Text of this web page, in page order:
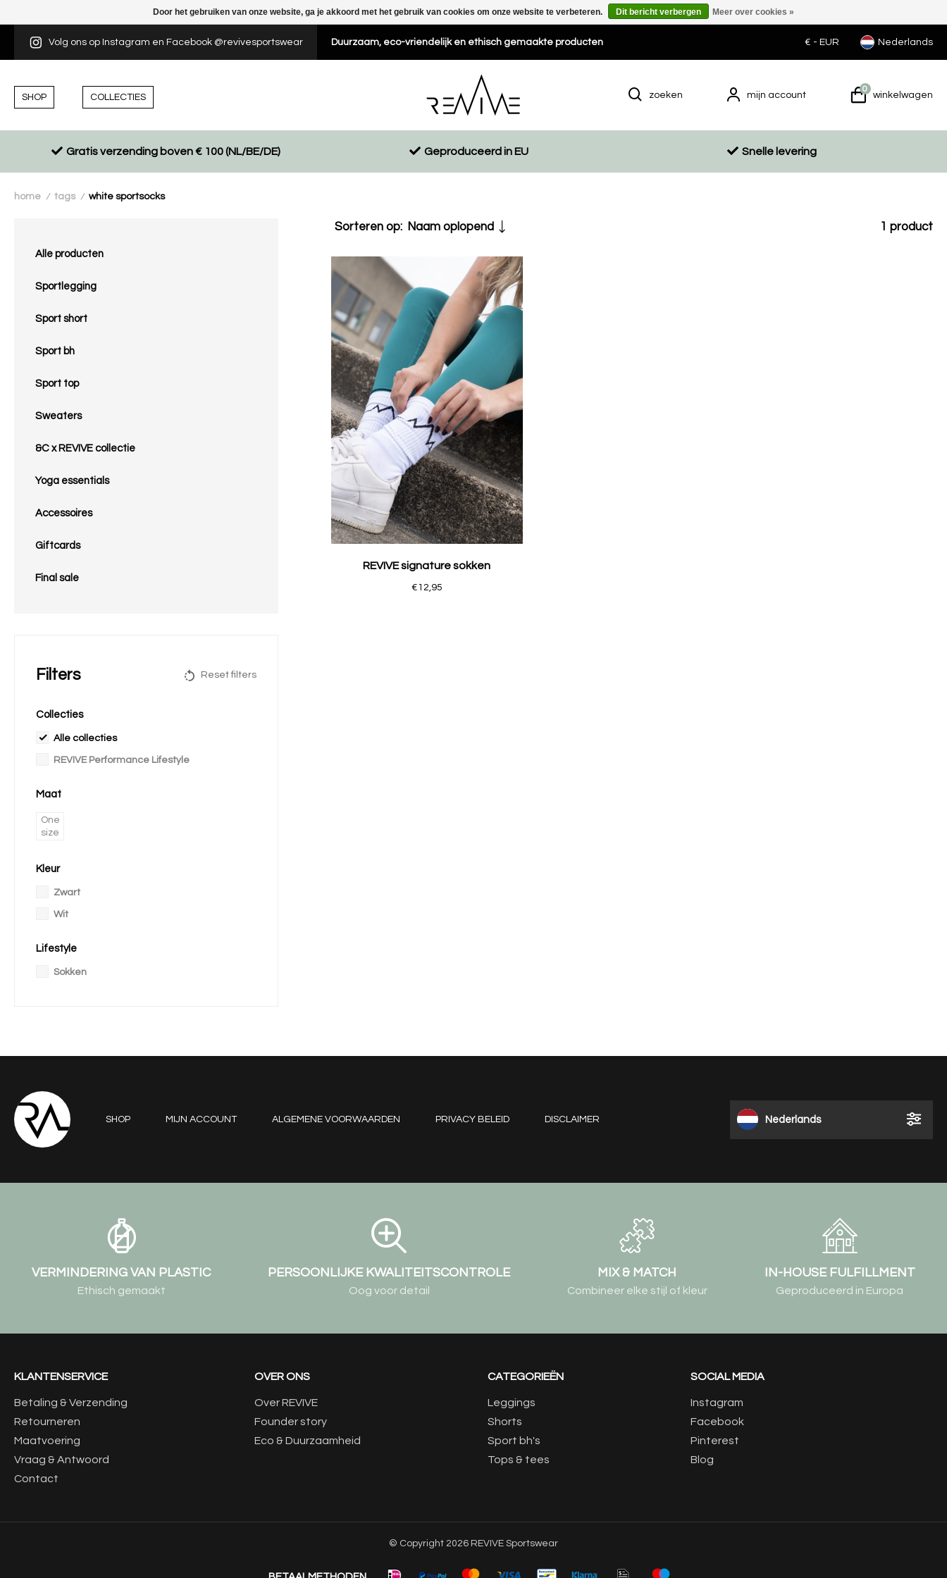
Volg ons op Instagram en Facebook @revivesportswear Duurzaam, eco-vriendelijk en ethisch gemaakte producten € - EUR Nederlands
SHOP COLLECTIES zoeken mijn account
0
winkelwagen
Gratis verzending boven € 100 (NL/BE/DE) Geproduceerd in EU Snelle levering
home / tags / white sportsocks
Alle producten
Sportlegging
Sport short
Sport bh
Sport top
Sweaters
&C x REVIVE collectie
Yoga essentials
Accessoires
Giftcards
Final sale
Filters Reset filters
Collecties
Alle collecties
REVIVE Performance Lifestyle
Maat
One
size
Kleur
Zwart
Wit
Lifestyle
Sokken
Sorteren op: Naam oplopend 1 product
REVIVE signature sokken
€12,95
SHOP MIJN ACCOUNT ALGEMENE VOORWAARDEN PRIVACY BELEID DISCLAIMER Nederlands
VERMINDERING VAN PLASTIC
Ethisch gemaakt
PERSOONLIJKE KWALITEITSCONTROLE
Oog voor detail
MIX & MATCH
Combineer elke stijl of kleur
IN-HOUSE FULFILLMENT
Geproduceerd in Europa
KLANTENSERVICE
Betaling & Verzending
Retourneren
Maatvoering
Vraag & Antwoord
Contact
OVER ONS
Over REVIVE
Founder story
Eco & Duurzaamheid
CATEGORIEËN
Leggings
Shorts
Sport bh's
Tops & tees
SOCIAL MEDIA
Instagram
Facebook
Pinterest
Blog
© Copyright 2026 REVIVE Sportswear
Door het gebruiken van onze website, ga je akkoord met het gebruik van cookies om onze website te verbeteren. Dit bericht verbergen Meer over cookies »